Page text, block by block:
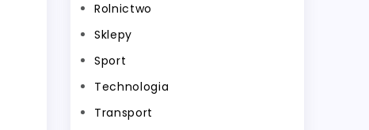
Rolnictwo
Sklepy
Sport
Technologia
Transport